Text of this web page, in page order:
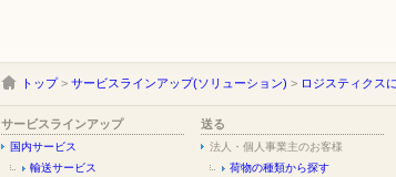
トップ> サービスラインアップ(ソリューション) > ロジスティクス
サービスラインアップ
国内サービス
輸送サービス
送る
法人・個人事業主のお客様
荷物の種類から探す